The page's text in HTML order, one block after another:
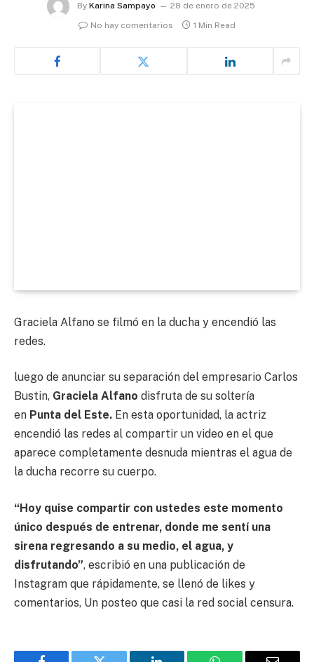
By Karina Sampayo
28 de enero de 2025
No hay comentarios
1 Min Read
Graciela Alfano se filmó en la ducha y encendió las
redes.
luego de anunciar su separación del empresario Carlos
Bustin, Graciela Alfano disfruta de su soltería
en Punta del Este. En esta oportunidad, la actriz
encendió las redes al compartir un video en el que
aparece completamente desnuda mientras el agua de
la ducha recorre su cuerpo.
“Hoy quise compartir con ustedes este momento
único después de entrenar, donde me sentí una
sirena regresando a su medio, el agua, y
disfrutando”, escribió en una publicación de
Instagram que rápidamente, se llenó de likes y
comentarios, Un posteo que casi la red social censura.